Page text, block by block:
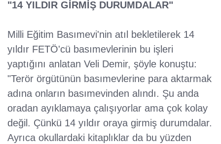
"14 YILDIR GİRMİŞ DURUMDALAR"
Milli Eğitim Basımevi'nin atıl bekletilerek 14
yıldır FETÖ'cü basımevlerinin bu işleri
yaptığını anlatan Veli Demir, şöyle konuştu:
"Terör örgütünün basımevlerine para aktarmak
adına onların basımevinden alındı. Şu anda
oradan ayıklamaya çalışıyorlar ama çok kolay
değil. Çünkü 14 yıldır oraya girmiş durumdalar.
Ayrıca okullardaki kitaplıklar da bu yüzden